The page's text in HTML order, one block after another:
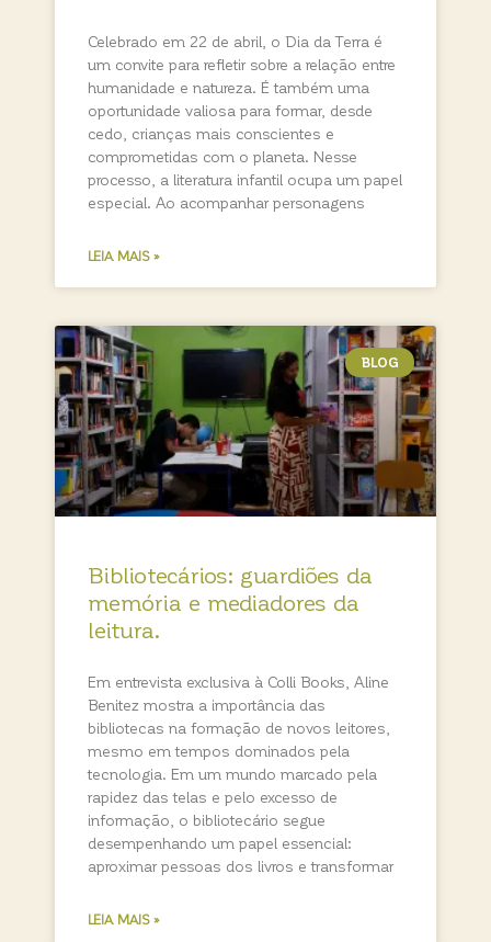
Celebrado em 22 de abril, o Dia da Terra é
um convite para refletir sobre a relação entre
humanidade e natureza. É também uma
oportunidade valiosa para formar, desde
cedo, crianças mais conscientes e
comprometidas com o planeta. Nesse
processo, a literatura infantil ocupa um papel
especial. Ao acompanhar personagens
LEIA MAIS »
BLOG
Bibliotecários: guardiões da
memória e mediadores da
leitura.
Em entrevista exclusiva à Colli Books, Aline
Benitez mostra a importância das
bibliotecas na formação de novos leitores,
mesmo em tempos dominados pela
tecnologia. Em um mundo marcado pela
rapidez das telas e pelo excesso de
informação, o bibliotecário segue
desempenhando um papel essencial:
aproximar pessoas dos livros e transformar
LEIA MAIS »